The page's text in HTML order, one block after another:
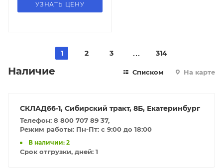
УЗНАТЬ ЦЕНУ
1 2 3 314
Наличие Списком На карте
СКЛАД66-1, Сибирский тракт, 8Б, Екатеринбург
Телефон: 8 800 707 89 37,
Режим работы: Пн-Пт: с 9:00 до 18:00
В наличии: 2
Срок отгрузки, дней: 1